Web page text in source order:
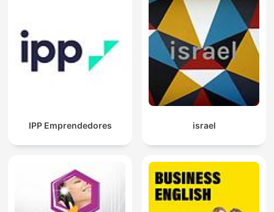
IPP Emprendedores israel